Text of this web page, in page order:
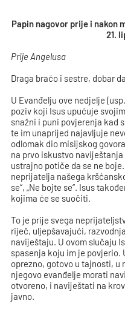
Papin nagovor prije i nakon
21.
Prije Angelusa
Draga braćo i sestre, dobar
U Evanđelju ove nedjelje
poziv koji Isus upućuje
snažni i puni povjerenja kad
te im unaprijed najavljuje
odlomak dio misijskog
na prvo iskustvo
ustrajno potiče da se ne
neprijatelja našega
se“, „Ne bojte se“. Isus
kojima će se suočiti.
To je prije svega
riječ, uljepšavajući,
naviještaju. U ovom slučaju
spasenja koju im je povjerio.
oprezno, gotovo u tajnosti, u
njegovo evanđelje morati
otvoreno, i naviještati na
javno.